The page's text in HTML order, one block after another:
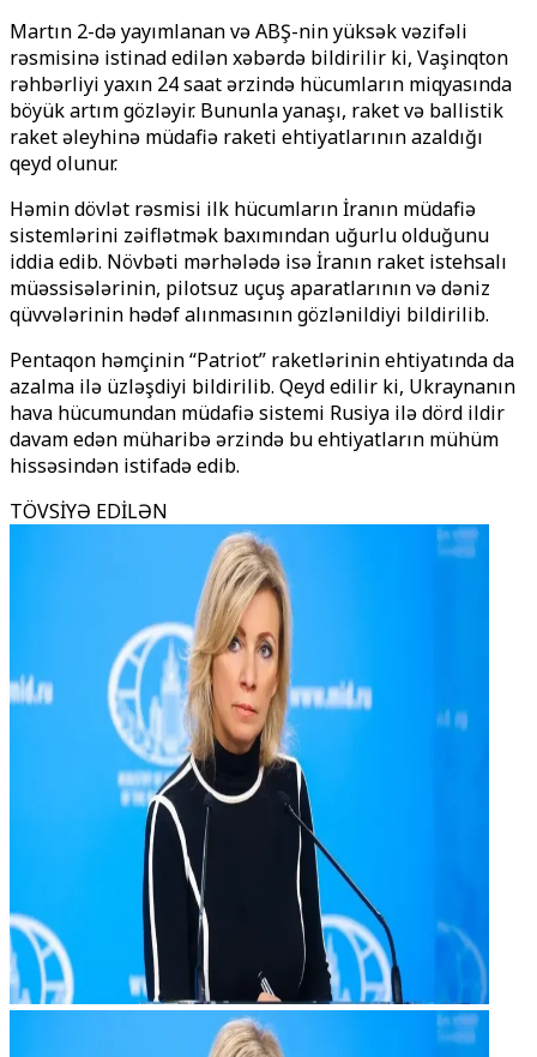
Martın 2-də yayımlanan və ABŞ-nin yüksək vəzifəli
rəsmisinə istinad edilən xəbərdə bildirilir ki, Vaşinqton
rəhbərliyi yaxın 24 saat ərzində hücumların miqyasında
böyük artım gözləyir. Bununla yanaşı, raket və ballistik
raket əleyhinə müdafiə raketi ehtiyatlarının azaldığı
qeyd olunur.
Həmin dövlət rəsmisi ilk hücumların İranın müdafiə
sistemlərini zəiflətmək baxımından uğurlu olduğunu
iddia edib. Növbəti mərhələdə isə İranın raket istehsalı
müəssisələrinin, pilotsuz uçuş aparatlarının və dəniz
qüvvələrinin hədəf alınmasının gözlənildiyi bildirilib.
Pentaqon həmçinin “Patriot” raketlərinin ehtiyatında da
azalma ilə üzləşdiyi bildirilib. Qeyd edilir ki, Ukraynanın
hava hücumundan müdafiə sistemi Rusiya ilə dörd ildir
davam edən müharibə ərzində bu ehtiyatların mühüm
hissəsindən istifadə edib.
TÖVSİYƏ EDİLƏN